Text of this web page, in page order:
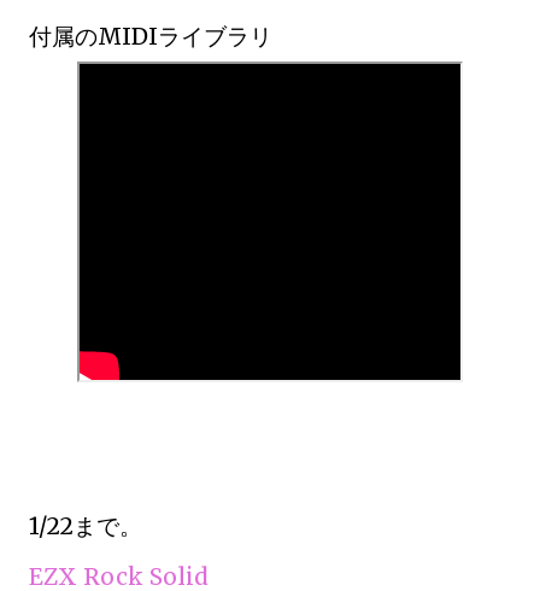
付属のMIDIライブラリ
1/22まで。
EZX Rock Solid